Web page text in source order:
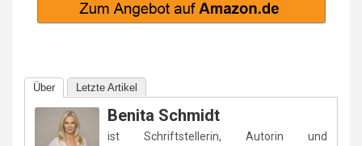
Über Letzte Artikel
Benita Schmidt
ist Schriftstellerin, Autorin und